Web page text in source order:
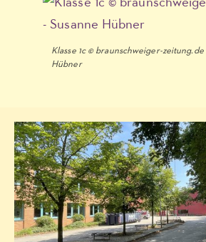
Klasse 1c © braunschweiger-zeitung.de
Hübner